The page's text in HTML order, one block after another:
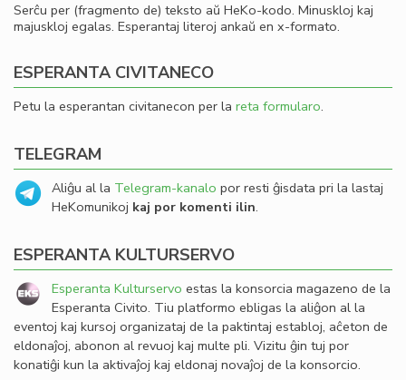
Serĉu per (fragmento de) teksto aŭ HeKo-kodo. Minuskloj kaj
majuskloj egalas. Esperantaj literoj ankaŭ en x-formato.
ESPERANTA CIVITANECO
Petu la esperantan civitanecon per la reta formularo.
TELEGRAM
Aliĝu al la Telegram-kanalo por resti ĝisdata pri la lastaj
HeKomunikoj kaj por komenti ilin.
ESPERANTA KULTURSERVO
Esperanta Kulturservo estas la konsorcia magazeno de la
Esperanta Civito. Tiu platformo ebligas la aliĝon al la
eventoj kaj kursoj organizataj de la paktintaj establoj, aĉeton de
eldonaĵoj, abonon al revuoj kaj multe pli. Vizitu ĝin tuj por
konatiĝi kun la aktivaĵoj kaj eldonaj novaĵoj de la konsorcio.